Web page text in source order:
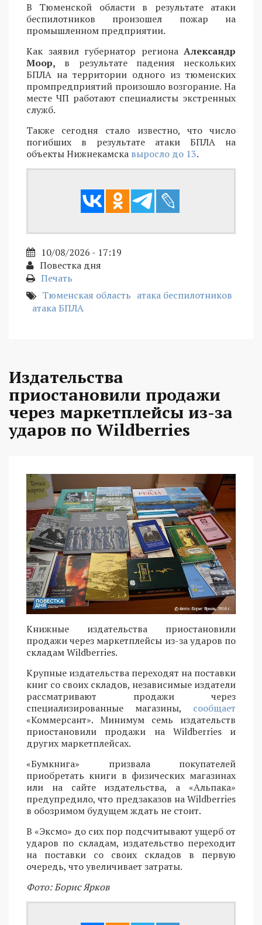
В Тюменской области в результате атаки
беспилотников произошел пожар на
промышленном предприятии.
Как заявил губернатор региона Александр
Моор, в результате падения нескольких
БПЛА на территории одного из тюменских
промпредприятий произошло возгорание. На
месте ЧП работают специалисты экстренных
служб.
Также сегодня стало известно, что число
погибших в результате атаки БПЛА на
объекты Нижнекамска выросло до 13.
10/08/2026 - 17:19
Повестка дня
Печать
Тюменская область атака беспилотников
атака БПЛА
Издательства
приостановили продажи
через маркетплейсы из-за
ударов по Wildberries
Книжные издательства приостановили
продажи через маркетплейсы из-за ударов по
складам Wildberries.
Крупные издательства переходят на поставки
книг со своих складов, независимые издатели
рассматривают продажи через
специализированные магазины, сообщает
«Коммерсант». Минимум семь издательств
приостановили продажи на Wildberries и
других маркетплейсах.
«Бумкнига» призвала покупателей
приобретать книги в физических магазинах
или на сайте издательства, а «Альпака»
предупредило, что предзаказов на Wildberries
в обозримом будущем ждать не стоит.
В «Эксмо» до сих пор подсчитывают ущерб от
ударов по складам, издательство переходит
на поставки со своих складов в первую
очередь, что увеличивает затраты.
Фото: Борис Ярков